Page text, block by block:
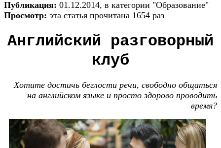
Публикация: 01.12.2014, в категории "Образование"
Просмотр: эта статья прочитана 1654 раз
Английский разговорный
клуб
Хотите достичь беглости речи, свободно общаться
на английском языке и просто здорово проводить
время?